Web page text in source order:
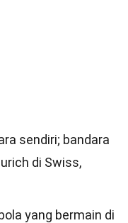
sendiri; bandara
di Swiss,
yang bermain di